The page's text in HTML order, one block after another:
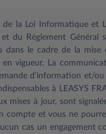
de la Loi Informatique et
du Règlement Général
dans le cadre de la mise
en vigueur. La
d’information et/
à LEASYS
mises à jour, sont
compte et vous ne
cas un engagement